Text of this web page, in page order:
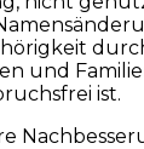
und
ist.